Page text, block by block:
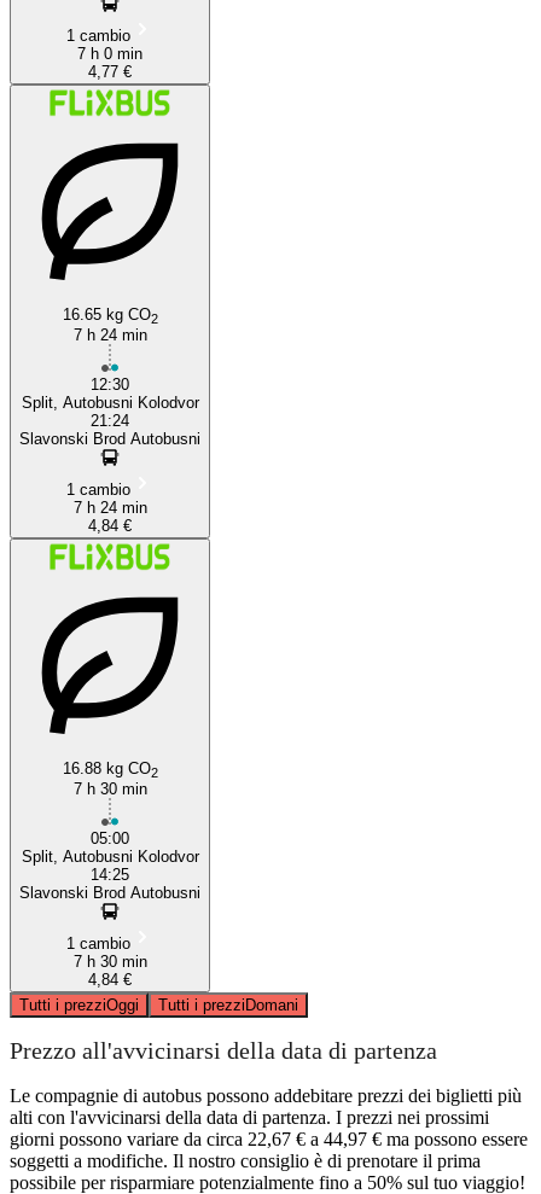
1 cambio
7 h 0 min
4,77 €
16.65 kg CO2
7 h 24 min
12:30
Split, Autobusni Kolodvor
21:24
Slavonski Brod Autobusni
1 cambio
7 h 24 min
4,84 €
16.88 kg CO2
7 h 30 min
05:00
Split, Autobusni Kolodvor
14:25
Slavonski Brod Autobusni
1 cambio
7 h 30 min
4,84 €
Tutti i prezziOggi Tutti i prezziDomani
Prezzo all'avvicinarsi della data di partenza
Le compagnie di autobus possono addebitare prezzi dei biglietti più
alti con l'avvicinarsi della data di partenza. I prezzi nei prossimi
giorni possono variare da circa 22,67 € a 44,97 € ma possono essere
soggetti a modifiche. Il nostro consiglio è di prenotare il prima
possibile per risparmiare potenzialmente fino a 50% sul tuo viaggio!